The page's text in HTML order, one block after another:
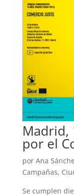
Madrid,
por el
por Ana
Campañas,
Se cumplen